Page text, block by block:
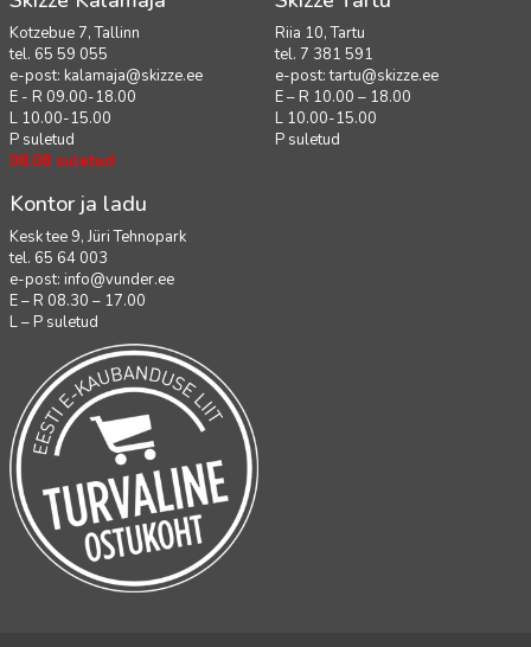
Kotzebue 7, Tallinn
tel. 65 59 055
e-post: kalamaja@skizze.ee
E - R 09.00-18.00
L 10.00-15.00
P suletud
08.08 suletud
Riia 10, Tartu
tel. 7 381 591
e-post:tartu@skizze.ee
E – R 10.00 – 18.00
L 10.00-15.00
P suletud
Kontor ja ladu
Kesk tee 9, Jüri Tehnopark
tel. 65 64 003
e-post: info@vunder.ee
E – R 08.30 – 17.00
L – P suletud